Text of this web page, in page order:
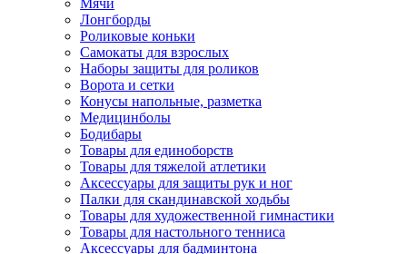
Мячи
Лонгборды
Роликовые коньки
Самокаты для взрослых
Наборы защиты для роликов
Ворота и сетки
Конусы напольные, разметка
Медицинболы
Бодибары
Товары для единоборств
Товары для тяжелой атлетики
Аксессуары для защиты рук и ног
Палки для скандинавской ходьбы
Товары для художественной гимнастики
Товары для настольного тенниса
Аксессуары для бадминтона